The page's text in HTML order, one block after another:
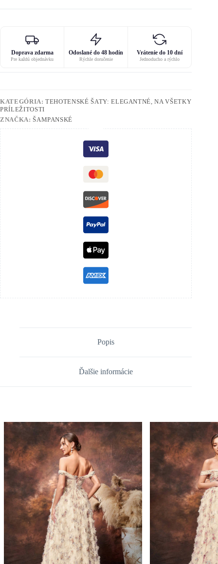
Doprava zdarma
Pre každú objednávku
Odoslané do 48 hodín
Rýchle doručenie
Vrátenie do 10 dní
Jednoducho a rýchlo
KATEGÓRIA:TEHOTENSKÉ ŠATY: ELEGANTNÉ, NA VŠETKY
PRÍLEŽITOSTI
ZNAČKA: ŠAMPANSKÉ
Popis
Ďalšie informácie